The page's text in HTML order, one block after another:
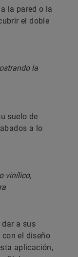
la pared o la
el doble
suelo de
a lo
dar a sus
el diseño
aplicación,